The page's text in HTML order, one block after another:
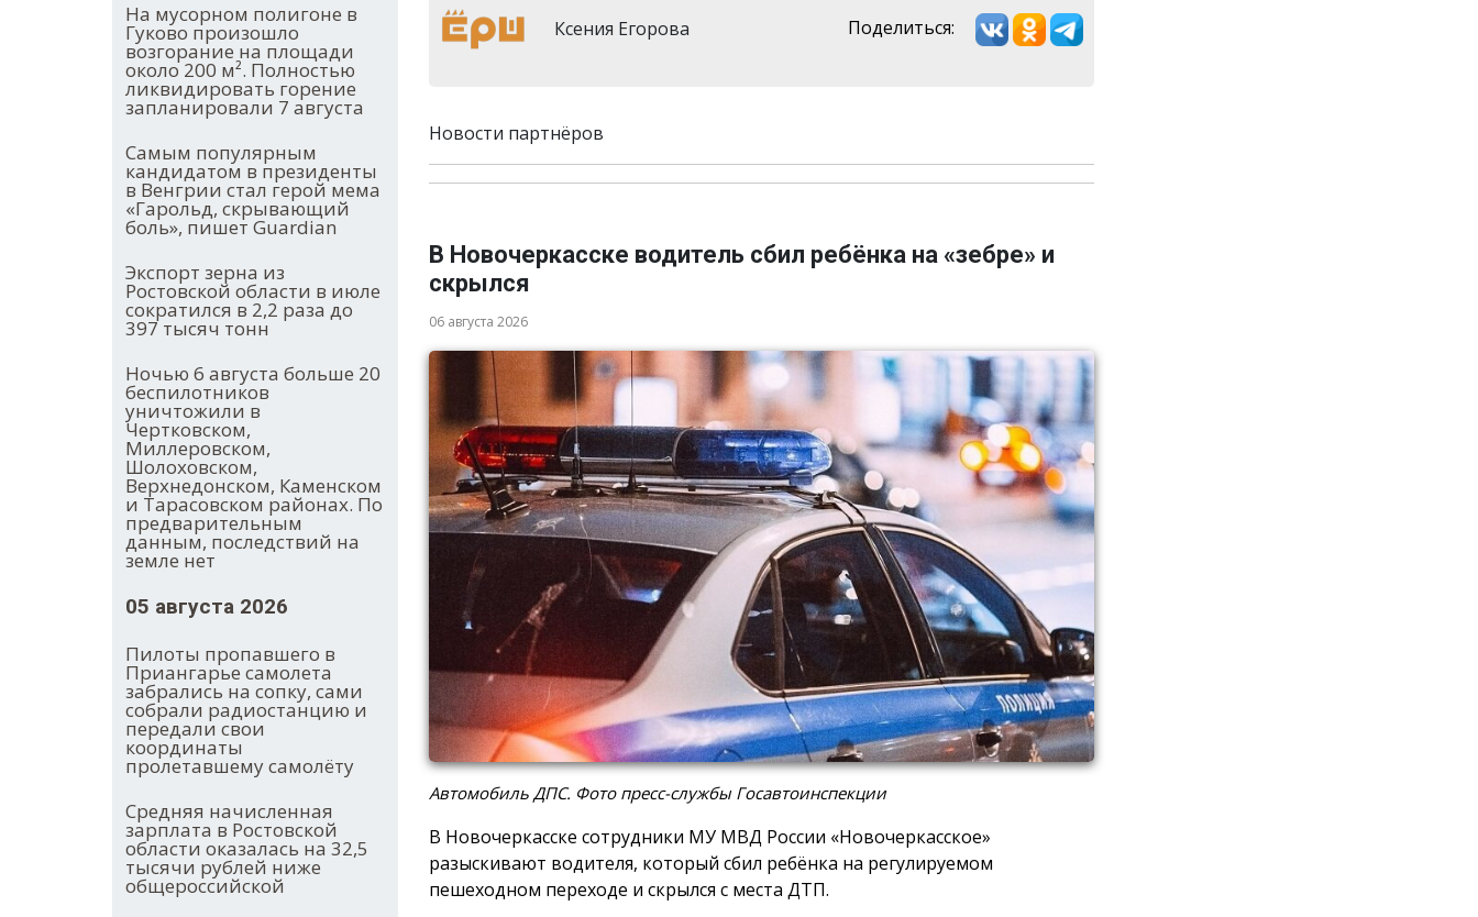
На мусорном полигоне в
Гуково произошло
возгорание на площади
около 200 м². Полностью
ликвидировать горение
запланировали 7 августа
Самым популярным
кандидатом в президенты
в Венгрии стал герой мема
«Гарольд, скрывающий
боль», пишет Guardian
Экспорт зерна из
Ростовской области в июле
сократился в 2,2 раза до
397 тысяч тонн
Ночью 6 августа больше 20
беспилотников
уничтожили в
Чертковском,
Миллеровском,
Шолоховском,
Верхнедонском, Каменском
и Тарасовском районах. По
предварительным
данным, последствий на
земле нет
05 августа 2026
Пилоты пропавшего в
Приангарье самолета
забрались на сопку, сами
собрали радиостанцию и
передали свои
координаты
пролетавшему самолёту
Средняя начисленная
зарплата в Ростовской
области оказалась на 32,5
тысячи рублей ниже
общероссийской
Ксения Егорова Поделиться:
Новости партнёров
В Новочеркасске водитель сбил ребёнка на «зебре» и
скрылся
06 августа 2026
Автомобиль ДПС. Фото пресс-службы Госавтоинспекции
В Новочеркасске сотрудники МУ МВД России «Новочеркасское»
разыскивают водителя, который сбил ребёнка на регулируемом
пешеходном переходе и скрылся с места ДТП.